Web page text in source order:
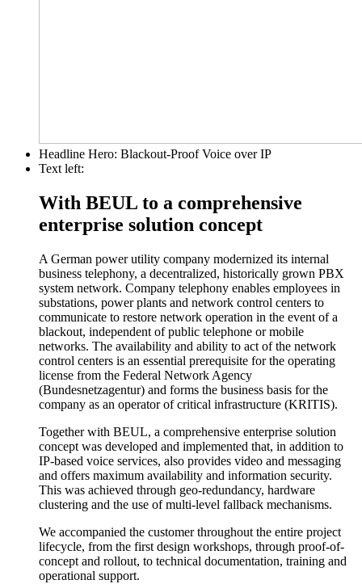
Headline Hero: Blackout-Proof Voice over IP
Text left:
With BEUL to a comprehensive
enterprise solution concept
A German power utility company modernized its internal
business telephony, a decentralized, historically grown PBX
system network. Company telephony enables employees in
substations, power plants and network control centers to
communicate to restore network operation in the event of a
blackout, independent of public telephone or mobile
networks. The availability and ability to act of the network
control centers is an essential prerequisite for the operating
license from the Federal Network Agency
(Bundesnetzagentur) and forms the business basis for the
company as an operator of critical infrastructure (KRITIS).
Together with BEUL, a comprehensive enterprise solution
concept was developed and implemented that, in addition to
IP-based voice services, also provides video and messaging
and offers maximum availability and information security.
This was achieved through geo-redundancy, hardware
clustering and the use of multi-level fallback mechanisms.
We accompanied the customer throughout the entire project
lifecycle, from the first design workshops, through proof-of-
concept and rollout, to technical documentation, training and
operational support.